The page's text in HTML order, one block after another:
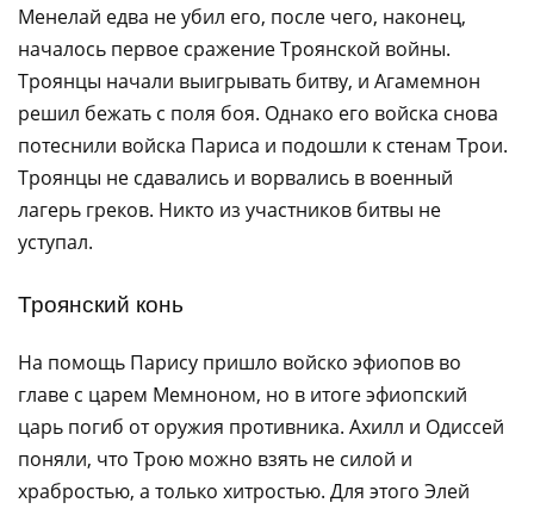
Менелай едва не убил его, после чего, наконец,
началось первое сражение Троянской войны.
Троянцы начали выигрывать битву, и Агамемнон
решил бежать с поля боя. Однако его войска снова
потеснили войска Париса и подошли к стенам Трои.
Троянцы не сдавались и ворвались в военный
лагерь греков. Никто из участников битвы не
уступал.
Троянский конь
На помощь Парису пришло войско эфиопов во
главе с царем Мемноном, но в итоге эфиопский
царь погиб от оружия противника. Ахилл и Одиссей
поняли, что Трою можно взять не силой и
храбростью, а только хитростью. Для этого Элей